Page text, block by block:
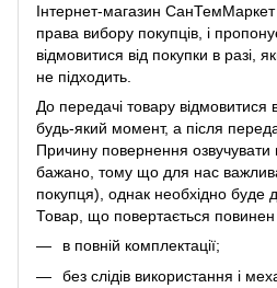
Інтернет-магазин
права вибору покупців, і
відмовитися від покупки в разі,
не підходить.
До передачі товару відмовитися
будь-який момент, а після
Причину повернення озвучувати
бажано, тому що для нас
покупця), однак необхідно буде
Товар, що повертається
в повній комплектації;
без слідів використання і